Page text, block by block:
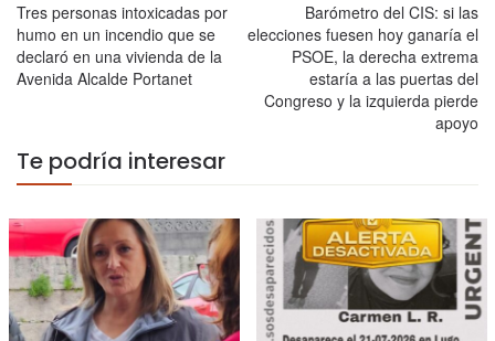
Tres personas intoxicadas por
humo en un incendio que se
declaró en una vivienda de la
Avenida Alcalde Portanet
Barómetro del CIS: si las
elecciones fuesen hoy ganaría el
PSOE, la derecha extrema
estaría a las puertas del
Congreso y la izquierda pierde
apoyo
Te podría interesar